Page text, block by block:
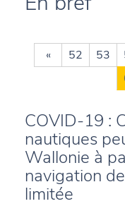
« 52 53
COVID-19 :
nautiques
Wallonie à
navigation
limitée